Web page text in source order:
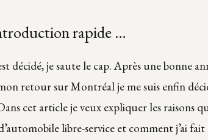
rapide …
décidé, je saute le cap. Après une bonne
retour sur Montréal je me suis enfin
cet article je veux expliquer les raisons
libre-service et comment j’ai